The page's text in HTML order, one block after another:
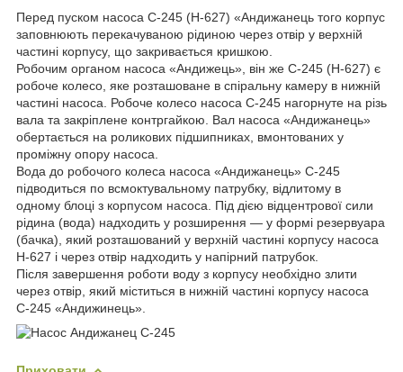
Перед пуском насоса С-245 (Н-627) «Андижанець того корпус
заповнюють перекачуваною рідиною через отвір у верхній
частині корпусу, що закривається кришкою.
Робочим органом насоса «Андижець», він же С-245 (Н-627) є
робоче колесо, яке розташоване в спіральну камеру в нижній
частині насоса. Робоче колесо насоса С-245 нагорнуте на різь
вала та закріплене контргайкою. Вал насоса «Андижанець»
обертається на роликових підшипниках, вмонтованих у
проміжну опору насоса.
Вода до робочого колеса насоса «Андижанець» С-245
підводиться по всмоктувальному патрубку, відлитому в
одному блоці з корпусом насоса. Під дією відцентрової сили
рідина (вода) надходить у розширення — у формі резервуара
(бачка), який розташований у верхній частині корпусу насоса
Н-627 і через отвір надходить у напірний патрубок.
Після завершення роботи воду з корпусу необхідно злити
через отвір, який міститься в нижній частині корпусу насоса
С-245 «Андижинець».